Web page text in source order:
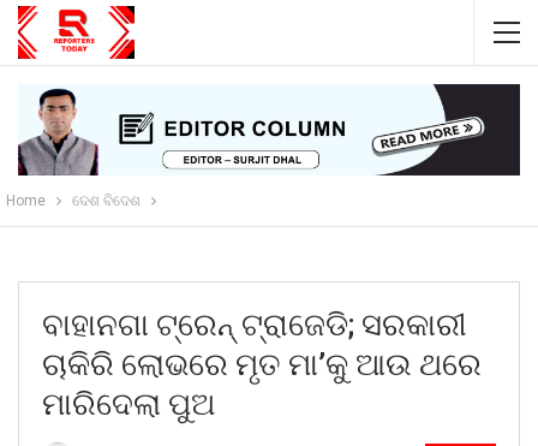
Home ଦେଶ ବିଦେଶ
ବାହାନଗା ଟ୍ରେନ୍ ଟ୍ରାଜେଡି; ସରକାରୀ
ଚାକିରି ଲୋଭରେ ମୃତ ମା’କୁ ଆଉ ଥରେ
ମାରିଦେଲା ପୁଅ